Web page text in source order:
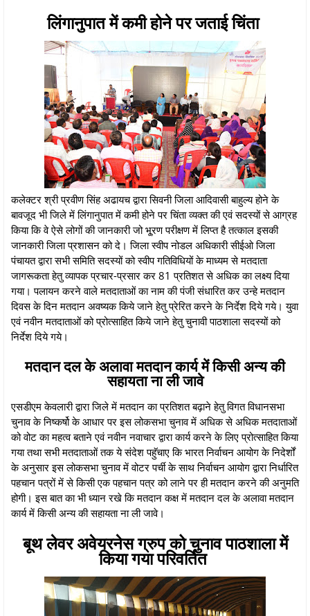
लिंगानुपात में कमी होने पर जताई चिंता
कलेक्टर श्री प्रवीण सिंह अढायच द्वारा सिवनी जिला आदिवासी बाहुल्य होने के
बावजूद भी जिले में लिंगानुपात में कमी होने पर चिंता व्यक्त की एवं सदस्यों से आग्रह
किया कि वे ऐसे लोगों की जानकारी जो भू्रण परीक्षण में लिप्त है तत्काल इसकी
जानकारी जिला प्रशासन को दे। जिला स्वीप नोडल अधिकारी सीईओ जिला
पंचायत द्वारा सभी समिति सदस्यों को स्वीप गतिविधियों के माध्यम से मतदाता
जागरूकता हेतु व्यापक प्रचार-प्रसार कर 81 प्रतिशत से अधिक का लक्ष्य दिया
गया। पलायन करने वाले मतदाताओं का नाम की पंजी संधारित कर उन्हे मतदान
दिवस के दिन मतदान अवष्यक किये जाने हेतु प्रेरित करने के निर्देश दिये गये। युवा
एवं नवीन मतदाताओं को प्रोत्साहित किये जाने हेतु चुनावी पाठशाला सदस्यों को
निर्देश दिये गये।
मतदान दल के अलावा मतदान कार्य में किसी अन्य की
सहायता ना ली जावे
एसडीएम केवलारी द्वारा जिले में मतदान का प्रतिशत बढ़ाने हेतु विगत विधानसभा
चुनाव के निष्कर्षो के आधार पर इस लोकसभा चुनाव में अधिक से अधिक मतदाताओं
को वोट का महत्व बताने एवं नवीन नवाचार द्वारा कार्य करने के लिए प्रोत्साहित किया
गया तथा सभी मतदाताओं तक ये संदेश पहुॅचाए कि भारत निर्वाचन आयोग के निदेर्शों
के अनुसार इस लोकसभा चुनाव में वोटर पर्ची के साथ निर्वाचन आयोग द्वारा निर्धारित
पहचान पत्रों में से किसी एक पहचान पत्र को लाने पर ही मतदान करने की अनुमति
होगी। इस बात का भी ध्यान रखे कि मतदान कक्ष में मतदान दल के अलावा मतदान
कार्य में किसी अन्य की सहायता ना ली जावे।
बूथ लेवर अवेयरनेस ग्रुप को चुनाव पाठशाला में
किया गया परिवर्तित